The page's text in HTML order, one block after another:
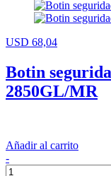
USD 68,04
Botin
2850GL/MR
Añadir al carrito
-